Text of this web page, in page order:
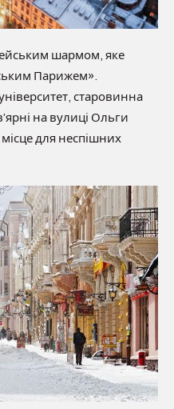
шармом, яке
Парижем».
старовинна
на вулиці Ольги
для неспішних